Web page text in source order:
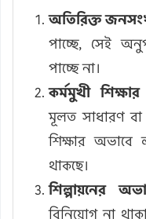
অতিরিক্ত
পাচ্ছে, সেই
পাচ্ছে না।
কর্মমুখী
মূলত সাধারণ বা
শিক্ষার অভাবে
থাকছে।
শিল্পায়নের
বিনিয়োগ না